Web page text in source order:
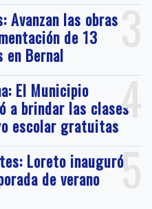
3
Avanzan las obras
de 13
en Bernal
4
El Municipio
a brindar las clases
escolar gratuitas
5
Loreto inauguró
de verano